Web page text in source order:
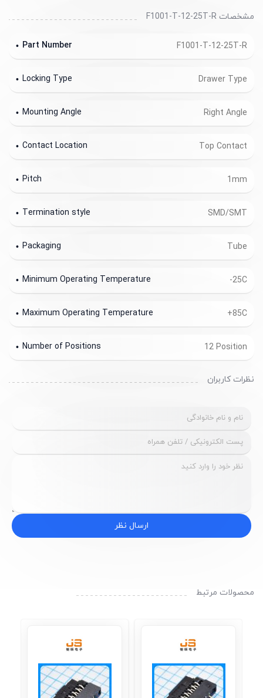
مشخصات F1001-T-12-25T-R
F1001-T-12-25T-R
Part Number
Drawer Type
Locking Type
Right Angle
Mounting Angle
Top Contact
Contact Location
1mm
Pitch
SMD/SMT
Termination style
Tube
Packaging
-25C
Minimum Operating Temperature
+85C
Maximum Operating Temperature
12 Position
Number of Positions
نظرات کاربران
ارسال نظر
محصولات مرتبط